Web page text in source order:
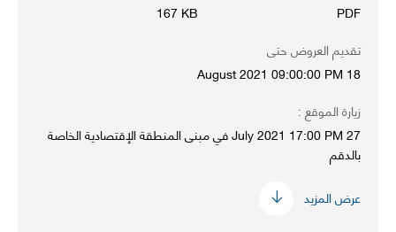
PDF
167 KB
تقديم العروض حتى
18 August 2021 09:00:00 PM
زيارة الموقع :
27 July 2021 17:00 PM في مبنى المنطقة الإقتصادية الخاصة
بالدقم
عرض المزيد